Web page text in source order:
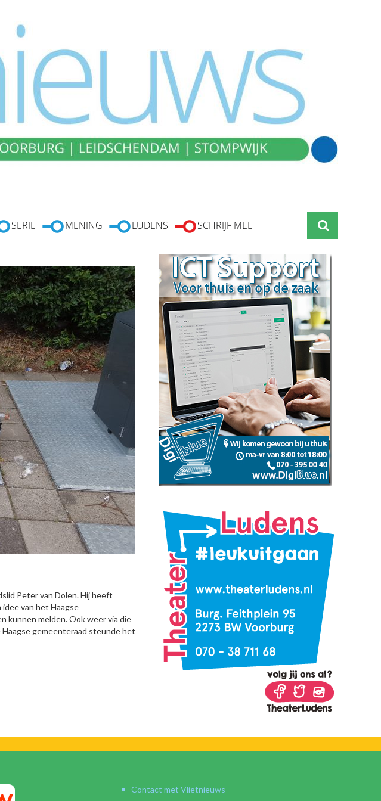
SERIE MENING LUDENS SCHRIJF MEE
Peter van Dolen. Hij heeft
idee van het Haagse
kunnen melden. Ook weer via die
gemeenteraad steunde het
Contact met Vlietnieuws